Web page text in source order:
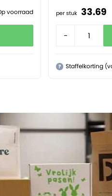
voorraad per stuk 33.69
-
? Staffelkorting